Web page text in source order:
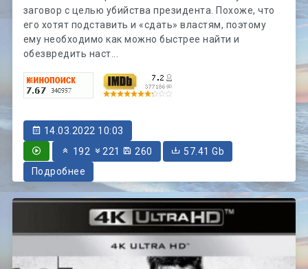
заговор с целью убийства президента. Похоже, что
его хотят подставить и «сдать» властям, поэтому
ему необходимо как можно быстрее найти и
обезвредить наст...
14.03.2022 10:03
192
221 260
57.41 Gb
Подробнее